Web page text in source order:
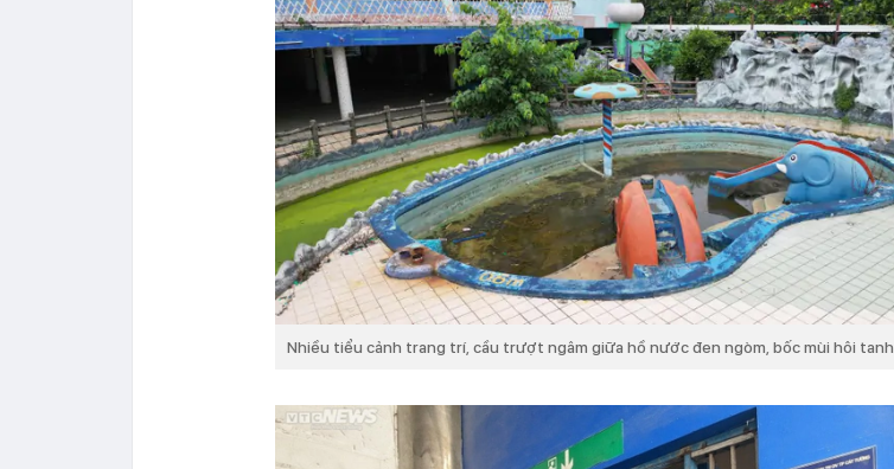
Nhiều tiểu cảnh trang trí, cầu trượt ngâm giữa hồ nước đen ngòm, bốc mùi hôi tanh